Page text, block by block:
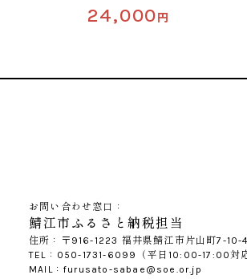
24,000円
お問い合わせ窓口：
鯖江市ふるさと納税担当
住所：〒916-1223 福井県鯖江市片山町7-10-4
TEL：050-1731-6099（平日10:00-17:00対
MAIL：furusato-sabae@soe.or.jp